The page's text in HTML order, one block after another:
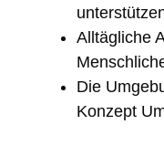
Alltägliche
Die
Konzept